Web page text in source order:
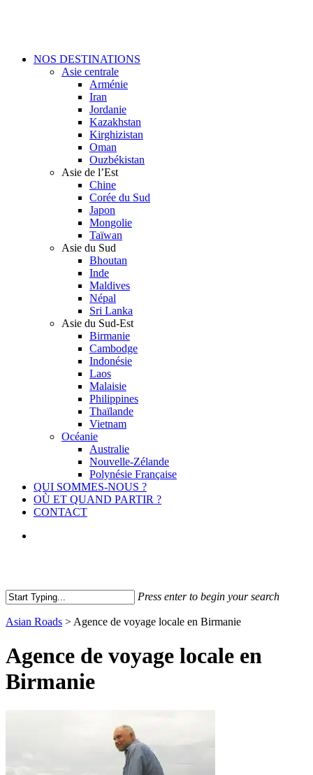
Menu
NOS DESTINATIONS
Asie centrale
Arménie
Iran
Jordanie
Kazakhstan
Kirghizistan
Oman
Ouzbékistan
Asie de l’Est
Chine
Corée du Sud
Japon
Mongolie
Taïwan
Asie du Sud
Bhoutan
Inde
Maldives
Népal
Sri Lanka
Asie du Sud-Est
Birmanie
Cambodge
Indonésie
Laos
Malaisie
Philippines
Thaïlande
Vietnam
Océanie
Australie
Nouvelle-Zélande
Polynésie Française
QUI SOMMES-NOUS ?
OÙ ET QUAND PARTIR ?
CONTACT
Press enter to begin your search
Search
Asian Roads > Agence de voyage locale en Birmanie
Agence de voyage locale en
Birmanie